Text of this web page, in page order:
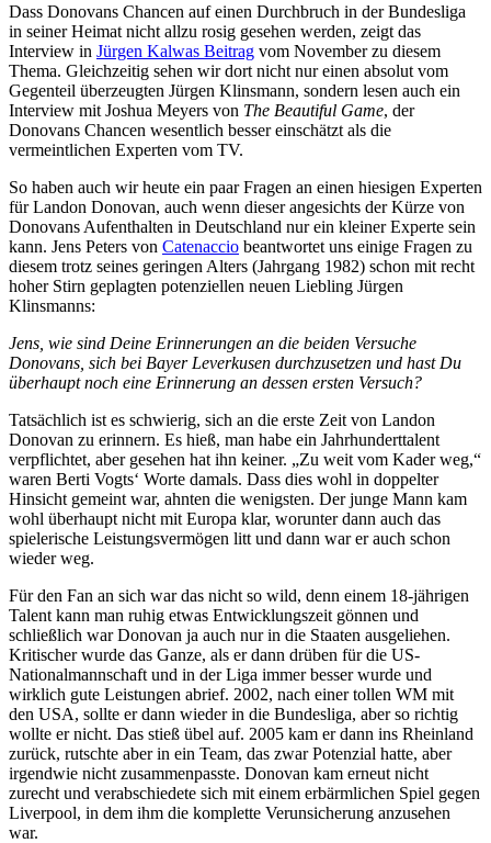
Dass Donovans Chancen auf einen Durchbruch in der Bundesliga
in seiner Heimat nicht allzu rosig gesehen werden, zeigt das
Interview in Jürgen Kalwas Beitrag vom November zu diesem
Thema. Gleichzeitig sehen wir dort nicht nur einen absolut vom
Gegenteil überzeugten Jürgen Klinsmann, sondern lesen auch ein
Interview mit Joshua Meyers von The Beautiful Game, der
Donovans Chancen wesentlich besser einschätzt als die
vermeintlichen Experten vom TV.
So haben auch wir heute ein paar Fragen an einen hiesigen Experten
für Landon Donovan, auch wenn dieser angesichts der Kürze von
Donovans Aufenthalten in Deutschland nur ein kleiner Experte sein
kann. Jens Peters von Catenaccio beantwortet uns einige Fragen zu
diesem trotz seines geringen Alters (Jahrgang 1982) schon mit recht
hoher Stirn geplagten potenziellen neuen Liebling Jürgen
Klinsmanns:
Jens, wie sind Deine Erinnerungen an die beiden Versuche
Donovans, sich bei Bayer Leverkusen durchzusetzen und hast Du
überhaupt noch eine Erinnerung an dessen ersten Versuch?
Tatsächlich ist es schwierig, sich an die erste Zeit von Landon
Donovan zu erinnern. Es hieß, man habe ein Jahrhunderttalent
verpflichtet, aber gesehen hat ihn keiner. „Zu weit vom Kader weg,“
waren Berti Vogts‘ Worte damals. Dass dies wohl in doppelter
Hinsicht gemeint war, ahnten die wenigsten. Der junge Mann kam
wohl überhaupt nicht mit Europa klar, worunter dann auch das
spielerische Leistungsvermögen litt und dann war er auch schon
wieder weg.
Für den Fan an sich war das nicht so wild, denn einem 18-jährigen
Talent kann man ruhig etwas Entwicklungszeit gönnen und
schließlich war Donovan ja auch nur in die Staaten ausgeliehen.
Kritischer wurde das Ganze, als er dann drüben für die US-
Nationalmannschaft und in der Liga immer besser wurde und
wirklich gute Leistungen abrief. 2002, nach einer tollen WM mit
den USA, sollte er dann wieder in die Bundesliga, aber so richtig
wollte er nicht. Das stieß übel auf. 2005 kam er dann ins Rheinland
zurück, rutschte aber in ein Team, das zwar Potenzial hatte, aber
irgendwie nicht zusammenpasste. Donovan kam erneut nicht
zurecht und verabschiedete sich mit einem erbärmlichen Spiel gegen
Liverpool, in dem ihm die komplette Verunsicherung anzusehen
war.